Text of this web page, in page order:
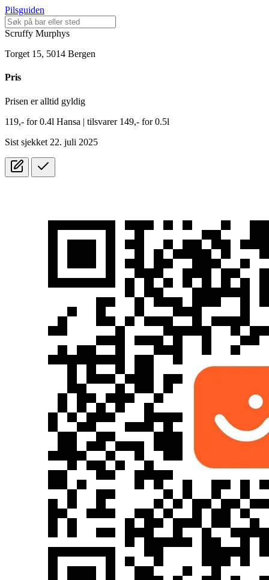
Pilsguiden
Scruffy Murphys
Torget 15, 5014 Bergen
Pris
Prisen er alltid gyldig
119,- for0.4l Hansa | tilsvarer 149,- for 0.5l
Sist sjekket 22. juli 2025